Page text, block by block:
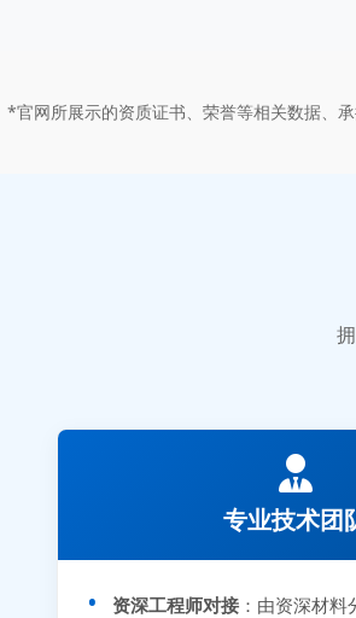
*官网所展示的资质证书、荣誉等相关数据、
专业技术团
资深工程师对接 ：由资深材